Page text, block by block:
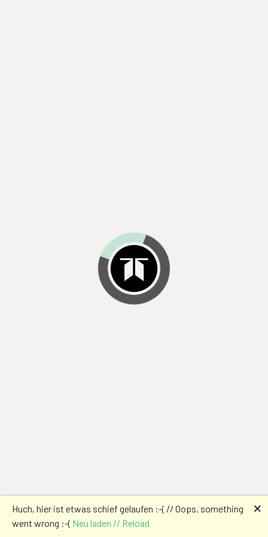
Huch, hier ist etwas schief gelaufen :-( // Oops, something
went wrong :-( Neu laden // Reload
🗙